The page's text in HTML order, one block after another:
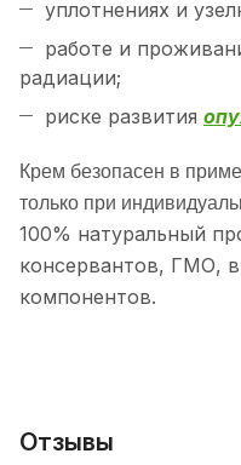
уплотнениях и
работе и
радиации;
риске развития
Крем безопасен в
только при
100% натуральный
консервантов, ГМО,
компонентов.
Отзывы